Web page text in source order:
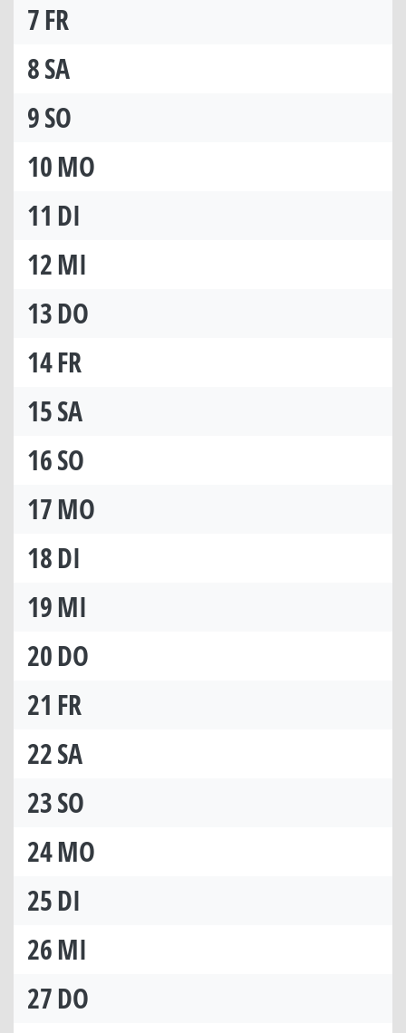
7FR
8SA
9SO
10MO
11 DI
12MI
13DO
14FR
15SA
16SO
17MO
18DI
19MI
20DO
21 FR
22SA
23SO
24MO
25DI
26MI
27DO